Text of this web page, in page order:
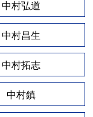
中村弘道
中村昌生
中村拓志
中村鎮